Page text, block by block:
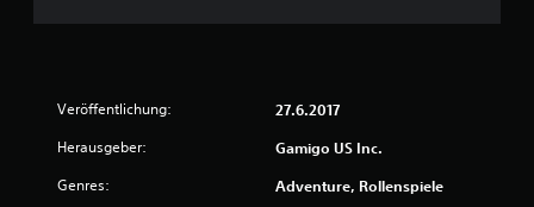
Veröffentlichung: 27.6.2017
Herausgeber: Gamigo US Inc.
Genres: Adventure, Rollenspiele